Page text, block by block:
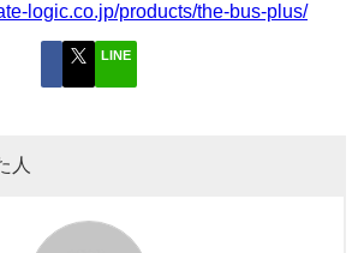
logic.co.jp/products/the-bus-plus/
LINE
人